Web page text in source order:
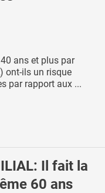
ans et plus par
ont-ils un risque
par rapport aux ...
Il fait la
60 ans